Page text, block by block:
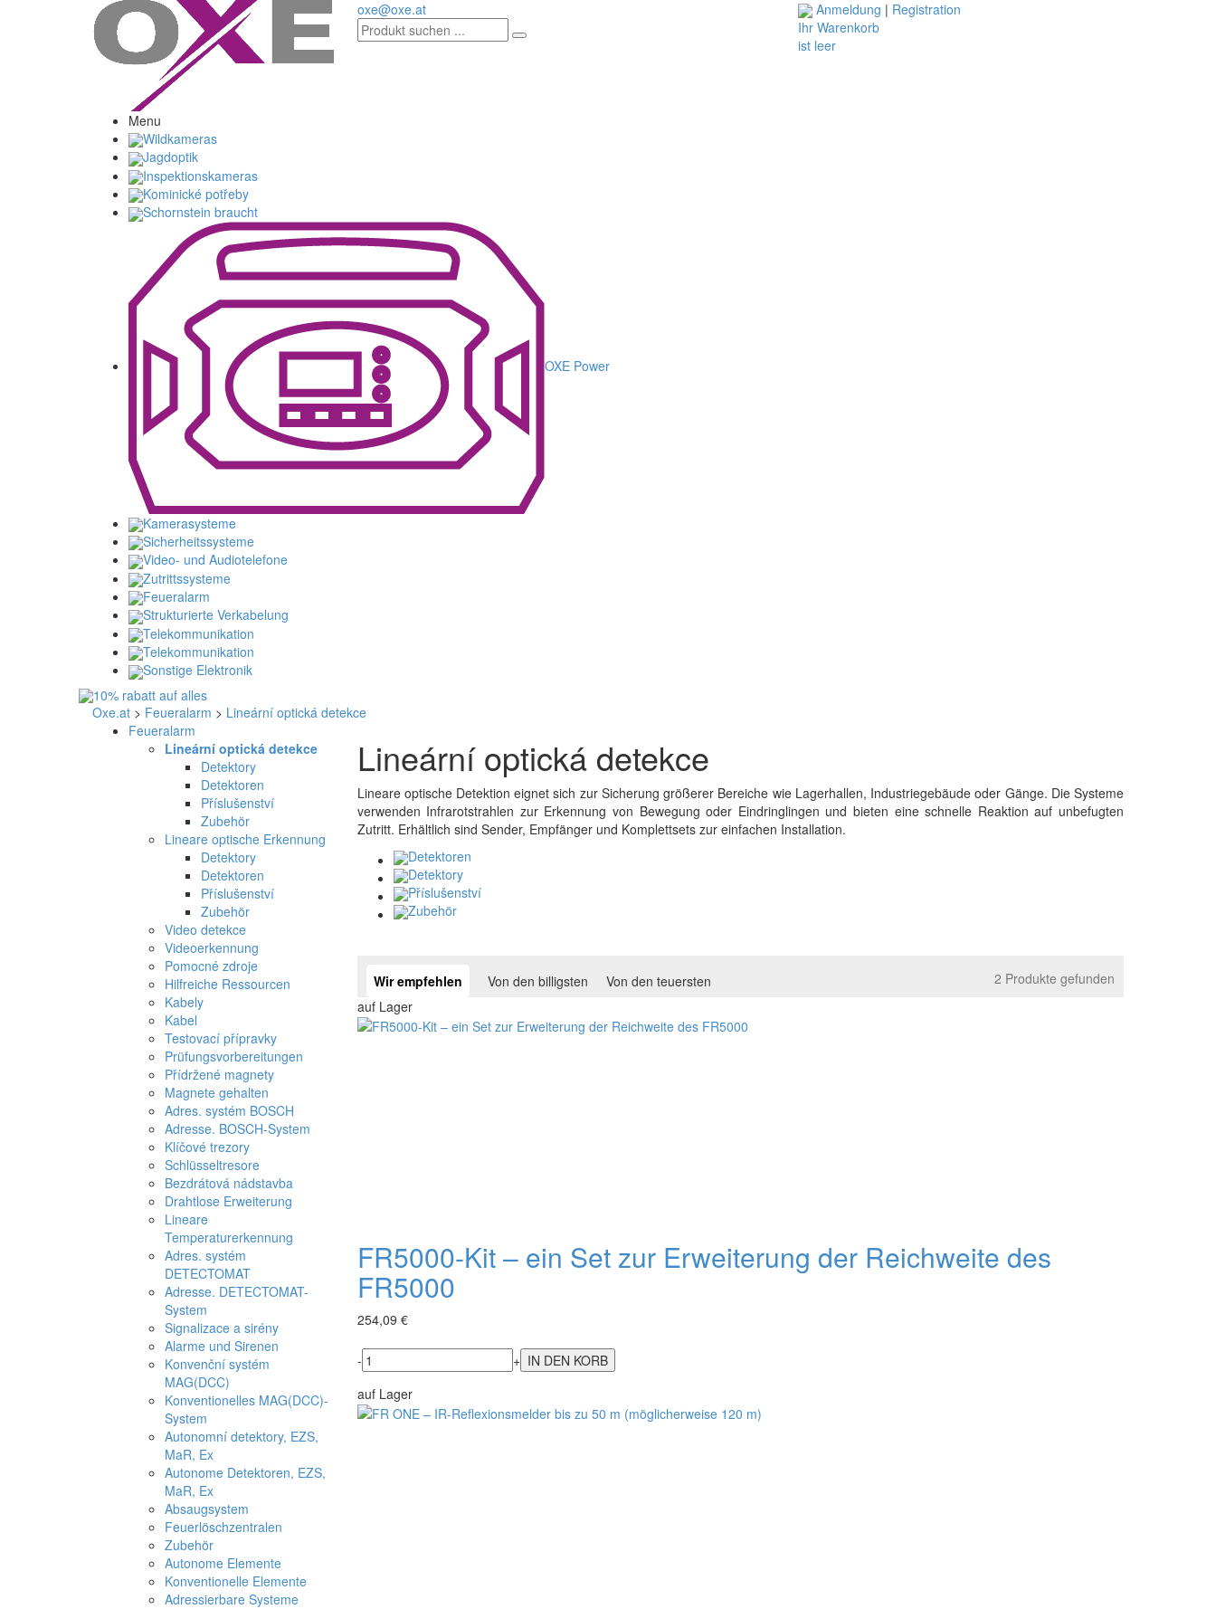
oxe@oxe.at Anmeldung | Registration
Ihr Warenkorb
ist leer
Menu
Wildkameras
Jagdoptik
Inspektionskameras
Kominické potřeby
Schornstein braucht
OXE Power
Kamerasysteme
Sicherheitssysteme
Video- und Audiotelefone
Zutrittssysteme
Feueralarm
Strukturierte Verkabelung
Telekommunikation
Telekommunikation
Sonstige Elektronik
Oxe.at > Feueralarm > Lineární optická detekce
Feueralarm
Lineární optická detekce
Detektory
Detektoren
Příslušenství
Zubehör
Lineare optische Erkennung
Detektory
Detektoren
Příslušenství
Zubehör
Video detekce
Videoerkennung
Pomocné zdroje
Hilfreiche Ressourcen
Kabely
Kabel
Testovací přípravky
Prüfungsvorbereitungen
Přídržené magnety
Magnete gehalten
Adres. systém BOSCH
Adresse. BOSCH-System
Klíčové trezory
Schlüsseltresore
Bezdrátová nádstavba
Drahtlose Erweiterung
Lineare
Temperaturerkennung
Adres. systém
DETECTOMAT
Adresse. DETECTOMAT-
System
Signalizace a sirény
Alarme und Sirenen
Konvenční systém
MAG(DCC)
Konventionelles MAG(DCC)-
System
Autonomní detektory, EZS,
MaR, Ex
Autonome Detektoren, EZS,
MaR, Ex
Absaugsystem
Feuerlöschzentralen
Zubehör
Autonome Elemente
Konventionelle Elemente
Adressierbare Systeme
Lineární optická detekce
Lineare optische Detektion eignet sich zur Sicherung größerer Bereiche wie Lagerhallen, Industriegebäude oder Gänge. Die Systeme
verwenden Infrarotstrahlen zur Erkennung von Bewegung oder Eindringlingen und bieten eine schnelle Reaktion auf unbefugten
Zutritt. Erhältlich sind Sender, Empfänger und Komplettsets zur einfachen Installation.
Detektoren
Detektory
Příslušenství
Zubehör
Wir empfehlen Von den billigsten Von den teuersten
2 Produkte gefunden
auf Lager
FR5000-Kit – ein Set zur Erweiterung der Reichweite des
FR5000
254,09 €
-
+
auf Lager